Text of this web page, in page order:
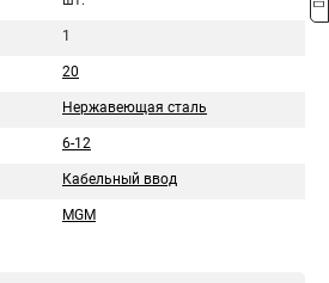
1
20
Нержавеющая сталь
6-12
Кабельный ввод
MGM